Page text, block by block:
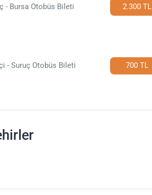
- Bursa Otobüs Bileti 2.300 TL
- Suruç Otobüs Bileti 700 TL